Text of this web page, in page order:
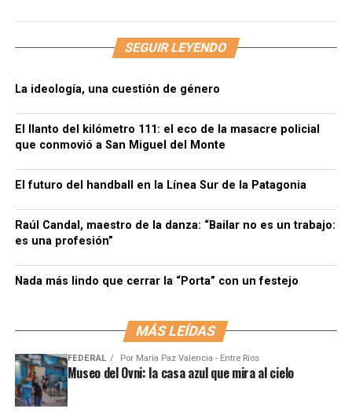
SEGUIR LEYENDO
La ideología, una cuestión de género
El llanto del kilómetro 111: el eco de la masacre policial
que conmovió a San Miguel del Monte
El futuro del handball en la Línea Sur de la Patagonia
Raúl Candal, maestro de la danza: “Bailar no es un trabajo:
es una profesión”
Nada más lindo que cerrar la “Porta” con un festejo
MÁS LEÍDAS
FEDERAL Por María Paz Valencia - Entre Ríos
Museo del Ovni: la casa azul que mira al cielo